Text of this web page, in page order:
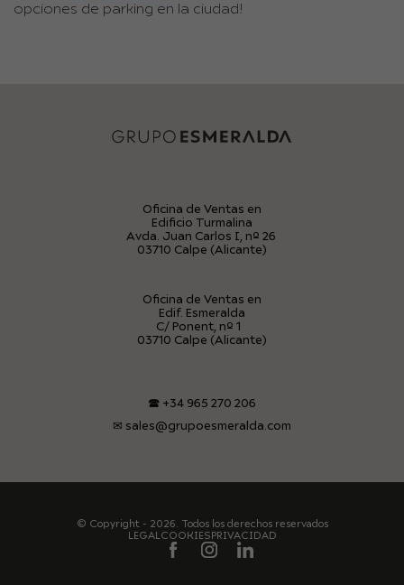
opciones de parking en la ciudad!
Oficina de Ventas en
Edificio Turmalina
Avda. Juan Carlos I, nº 26
03710 Calpe (Alicante)
Oficina de Ventas en
Edif. Esmeralda
C/ Ponent, nº 1
03710 Calpe (Alicante)
🕿 +34 965 270 206
✉ sales@grupoesmeralda.com
© Copyright - 2026. Todos los derechos reservados
LEGAL COOKIESPRIVACIDAD